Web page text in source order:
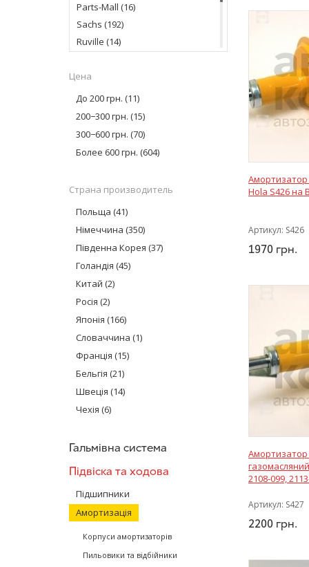
Parts-Mall (16)
Sachs (192)
Ruville (14)
Magneti Marelli
Fag(1)
Onnuri(2)
Monroe(21)
Boge(1)
Swag(23)
CTR(7)
Hort(17)
GM(3)
AT(6)
MEYLE (32)
Sachs(6)
Bilstein(22)
Glober (2)
SS20(2)
Magnum Technology
KOREASTAR (3)
SKF(4)
K-FLEX(13)
Optimal(7)
NTN-SNR (15)
FEBI BILSTEIN(2)
Цена
До 200 грн. (11)
200−300 грн. (15)
300−600 грн. (70)
Более 600 грн. (604)
Страна производитель
Польща (41)
Німеччина (350)
Південна Корея (37)
Голандія (45)
Китай (2)
Росія (2)
Японія (166)
Словаччина (1)
Франція (15)
Бельгія (21)
Швеція (14)
Чехія (6)
Гальмівна система
Підвіска та ходова
Підшипники
Амортизація
Корпуси амортизаторів
Пильовики та відбійники
Hola S426 на
Артикул: S426
1970 грн.
2108-099,
Артикул: S427
2200 грн.